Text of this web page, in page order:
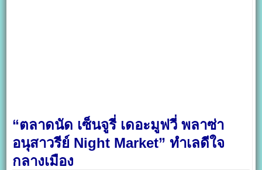
“ตลาดนัด เซ็นจูรี่ เดอะมูฟวี่ พลาซ่า
อนุสาวรีย์ Night Market” ทำเลดีใจ
กลางเมือง